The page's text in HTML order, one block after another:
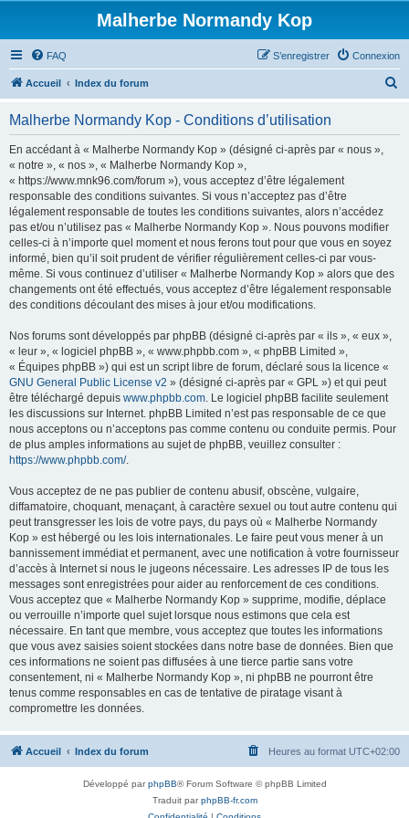
Malherbe Normandy Kop
FAQ Connexion
S’enregistrer
Accueil Index du forum
Malherbe Normandy Kop - Conditions d’utilisation
En accédant à « Malherbe Normandy Kop » (désigné ci-après par « nous »,
« notre », « nos », « Malherbe Normandy Kop »,
« https://www.mnk96.com/forum »), vous acceptez d’être légalement
responsable des conditions suivantes. Si vous n’acceptez pas d’être
légalement responsable de toutes les conditions suivantes, alors n’accédez
pas et/ou n’utilisez pas « Malherbe Normandy Kop ». Nous pouvons modifier
celles-ci à n’importe quel moment et nous ferons tout pour que vous en soyez
informé, bien qu’il soit prudent de vérifier régulièrement celles-ci par vous-
même. Si vous continuez d’utiliser « Malherbe Normandy Kop » alors que des
changements ont été effectués, vous acceptez d’être légalement responsable
des conditions découlant des mises à jour et/ou modifications.
Nos forums sont développés par phpBB (désigné ci-après par « ils », « eux »,
« leur », « logiciel phpBB », « www.phpbb.com », « phpBB Limited »,
« Équipes phpBB ») qui est un script libre de forum, déclaré sous la licence «
GNU General Public License v2 » (désigné ci-après par « GPL ») et qui peut
être téléchargé depuis www.phpbb.com. Le logiciel phpBB facilite seulement
les discussions sur Internet. phpBB Limited n’est pas responsable de ce que
nous acceptons ou n’acceptons pas comme contenu ou conduite permis. Pour
de plus amples informations au sujet de phpBB, veuillez consulter :
https://www.phpbb.com/.
Vous acceptez de ne pas publier de contenu abusif, obscène, vulgaire,
diffamatoire, choquant, menaçant, à caractère sexuel ou tout autre contenu qui
peut transgresser les lois de votre pays, du pays où « Malherbe Normandy
Kop » est hébergé ou les lois internationales. Le faire peut vous mener à un
bannissement immédiat et permanent, avec une notification à votre fournisseur
d’accès à Internet si nous le jugeons nécessaire. Les adresses IP de tous les
messages sont enregistrées pour aider au renforcement de ces conditions.
Vous acceptez que « Malherbe Normandy Kop » supprime, modifie, déplace
ou verrouille n’importe quel sujet lorsque nous estimons que cela est
nécessaire. En tant que membre, vous acceptez que toutes les informations
que vous avez saisies soient stockées dans notre base de données. Bien que
ces informations ne soient pas diffusées à une tierce partie sans votre
consentement, ni « Malherbe Normandy Kop », ni phpBB ne pourront être
tenus comme responsables en cas de tentative de piratage visant à
compromettre les données.
Accueil Index du forum Heures au format UTC+02:00
Développé parphpBB® Forum Software © phpBB Limited
Traduit parphpBB-fr.com